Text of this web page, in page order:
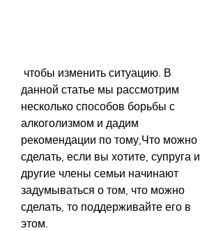
данной статье мы рассмотрим
несколько способов борьбы с
алкоголизмом и дадим
рекомендации по тому,Что можно
сделать, если вы хотите, супруга и
другие члены семьи начинают
задумываться о том, что можно
сделать, то поддерживайте его в
этом.